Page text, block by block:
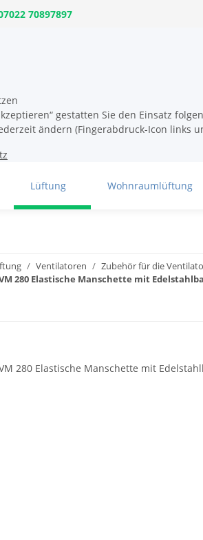
70897897
gestatten Sie den Einsatz
ändern (Fingerabdruck-Icon links
Lüftung Wohnraumlüftung
Ventilatoren Zubehör für die
280 Elastische Manschette mit